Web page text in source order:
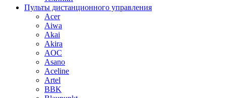
Пульты дистанционного управления
Acer
Aiwa
Akai
Akira
AOC
Asano
Aceline
Artel
BBK